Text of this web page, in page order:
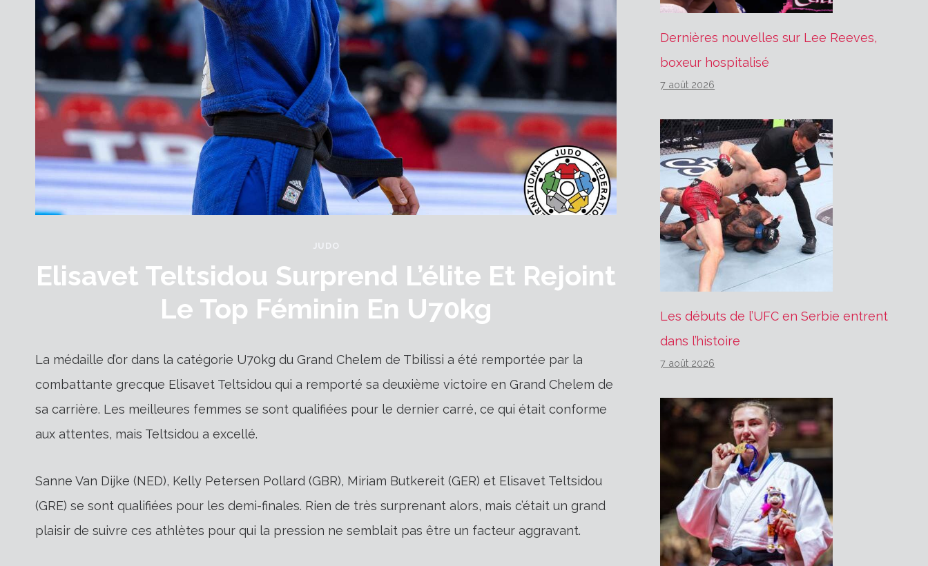
JUDO
Elisavet Teltsidou Surprend L’élite Et Rejoint
Le Top Féminin En U70kg
La médaille d’or dans la catégorie U70kg du Grand Chelem de Tbilissi a été remportée par la
combattante grecque Elisavet Teltsidou qui a remporté sa deuxième victoire en Grand Chelem de
sa carrière. Les meilleures femmes se sont qualifiées pour le dernier carré, ce qui était conforme
aux attentes, mais Teltsidou a excellé.
Sanne Van Dijke (NED), Kelly Petersen Pollard (GBR), Miriam Butkereit (GER) et Elisavet Teltsidou
(GRE) se sont qualifiées pour les demi-finales. Rien de très surprenant alors, mais c’était un grand
plaisir de suivre ces athlètes pour qui la pression ne semblait pas être un facteur aggravant.
Dernières nouvelles sur Lee Reeves,
boxeur hospitalisé
7 août 2026
Les débuts de l’UFC en Serbie entrent
dans l’histoire
7 août 2026